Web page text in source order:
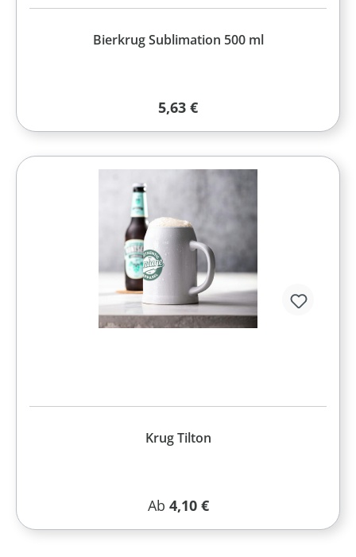
Bierkrug Sublimation 500 ml
Regulärer Preis:
5,63 €
Krug Tilton
Regulärer Preis:
Ab 4,10 €